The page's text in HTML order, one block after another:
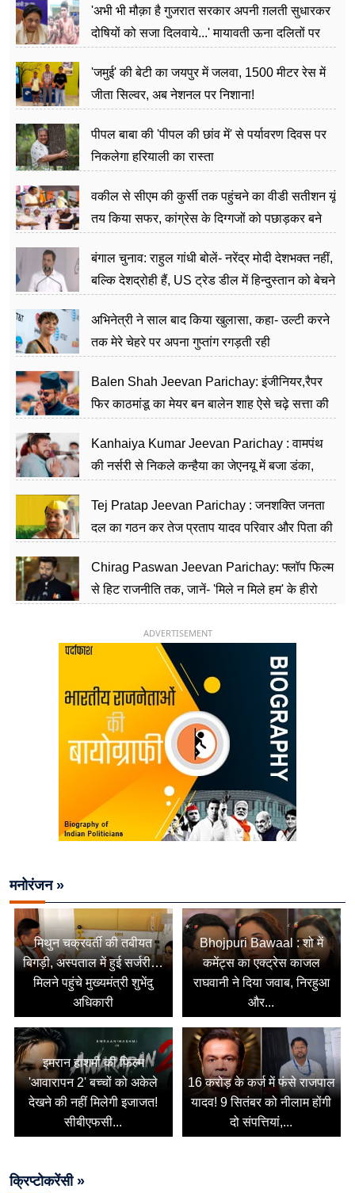
'अभी भी मौक़ा है गुजरात सरकार अपनी ग़लती सुधारकर
दोषियों को सजा दिलवाये...' मायावती ऊना दलितों पर
'जमुई' की बेटी का जयपुर में जलवा, 1500 मीटर रेस में
जीता सिल्वर, अब नेशनल पर निशाना!
पीपल बाबा की 'पीपल की छांव में' से पर्यावरण दिवस पर
निकलेगा हरियाली का रास्ता
वकील से सीएम की कुर्सी तक पहुंचने का वीडी सतीशन यूं
तय किया सफर, कांग्रेस के दिग्गजों को पछाड़कर बने
बंगाल चुनाव: राहुल गांधी बोलें- नरेंद्र मोदी देशभक्त नहीं,
बल्कि देशद्रोही हैं, US ट्रेड डील में हिन्दुस्तान को बेचने
अभिनेत्री ने साल बाद किया खुलासा, कहा- उल्टी करने
तक मेरे चेहरे पर अपना गुप्तांग रगड़ती रही
Balen Shah Jeevan Parichay: इंजीनियर,रैपर
फिर काठमांडू का मेयर बन बालेन शाह ऐसे चढ़े सत्ता की
Kanhaiya Kumar Jeevan Parichay : वामपंथ
की नर्सरी से निकले कन्हैया का जेएनयू में बजा डंका,
Tej Pratap Jeevan Parichay : जनशक्ति जनता
दल का गठन कर तेज प्रताप यादव परिवार और पिता की
Chirag Paswan Jeevan Parichay: फ्लॉप फिल्म
से हिट राजनीति तक, जानें- 'मिले न मिले हम' के हीरो
ADVERTISEMENT
मनोरंजन »
मिथुन चक्रवर्ती की तबीयत
बिगड़ी, अस्पताल में हुई सर्जरी…
मिलने पहुंचे मुख्यमंत्री शुभेंदु
अधिकारी
Bhojpuri Bawaal : शो में
कमेंट्स का एक्ट्रेस काजल
राघवानी ने दिया जवाब, निरहुआ
और...
इमरान हाशमी की फिल्म
'आवारापन 2' बच्चों को अकेले
देखने की नहीं मिलेगी इजाजत!
सीबीएफसी...
16 करोड़ के कर्ज में फंसे राजपाल
यादव! 9 सितंबर को नीलाम होंगी
दो संपत्तियां,...
क्रिप्टोकरेंसी »